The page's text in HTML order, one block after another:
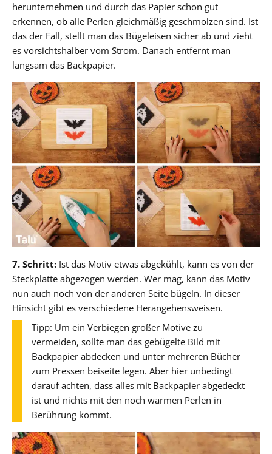
herunternehmen und durch das Papier schon gut
erkennen, ob alle Perlen gleichmäßig geschmolzen sind. Ist
das der Fall, stellt man das Bügeleisen sicher ab und zieht
es vorsichtshalber vom Strom. Danach entfernt man
langsam das Backpapier.
7. Schritt: Ist das Motiv etwas abgekühlt, kann es von der
Steckplatte abgezogen werden. Wer mag, kann das Motiv
nun auch noch von der anderen Seite bügeln. In dieser
Hinsicht gibt es verschiedene Herangehensweisen.
Tipp: Um ein Verbiegen großer Motive zu
vermeiden, sollte man das gebügelte Bild mit
Backpapier abdecken und unter mehreren Bücher
zum Pressen beiseite legen. Aber hier unbedingt
darauf achten, dass alles mit Backpapier abgedeckt
ist und nichts mit den noch warmen Perlen in
Berührung kommt.